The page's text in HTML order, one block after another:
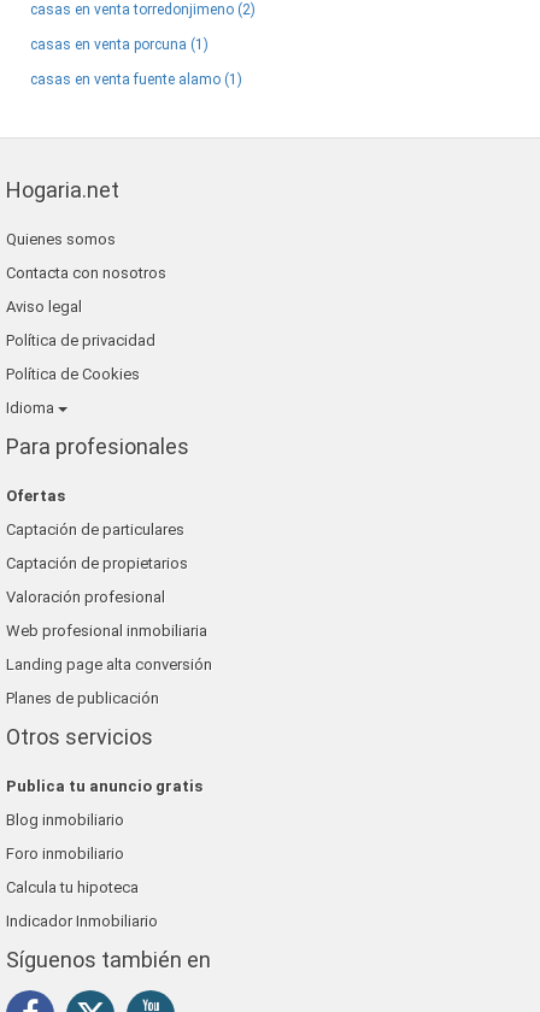
casas en venta torredonjimeno (2)
casas en venta porcuna (1)
casas en venta fuente alamo (1)
Hogaria.net
Quienes somos
Contacta con nosotros
Aviso legal
Política de privacidad
Política de Cookies
Idioma
Para profesionales
Ofertas
Captación de particulares
Captación de propietarios
Valoración profesional
Web profesional inmobiliaria
Landing page alta conversión
Planes de publicación
Otros servicios
Publica tu anuncio gratis
Blog inmobiliario
Foro inmobiliario
Calcula tu hipoteca
Indicador Inmobiliario
Síguenos también en